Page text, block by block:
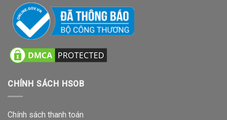
CHÍNH SÁCH HSOB
Chính sách thanh toán